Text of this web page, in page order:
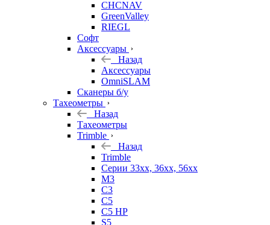
CHCNAV
GreenValley
RIEGL
Софт
Аксессуары
Назад
Аксессуары
OmniSLAM
Сканеры б/у
Тахеометры
Назад
Тахеометры
Trimble
Назад
Trimble
Серии 33xx, 36xx, 56xx
M3
C3
C5
C5 HP
S5